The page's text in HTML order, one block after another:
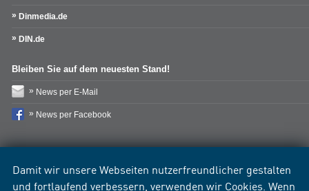
Damit wir unsere Webseiten nutzerfreundlicher gestalten
und fortlaufend verbessern, verwenden wir Cookies. Wenn
Dinmedia.de
DIN.de
Bleiben Sie auf dem neuesten Stand!
News per E-Mail
News per Facebook